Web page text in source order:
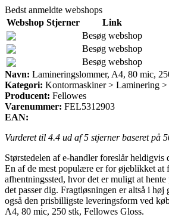
Bedst anmeldte webshops
Webshop Stjerner
Link
Besøg webshop
Besøg webshop
Besøg webshop
Navn: Lamineringslommer, A4, 80 mic,
Kategori: Kontormaskiner > Laminering
Producent: Fellowes
Varenummer: FEL5312903
EAN:
Vurderet til 4.4 ud af 5 stjerner baseret på
Størstedelen af e-handler foreslår heldigvis
En af de mest populære er for øjeblikket at
afhentningssted, hvor det er muligt at
det passer dig. Fragtløsningen er altså i høj
også den prisbilligste leveringsform ved
A4, 80 mic, 250 stk, Fellowes Gloss.